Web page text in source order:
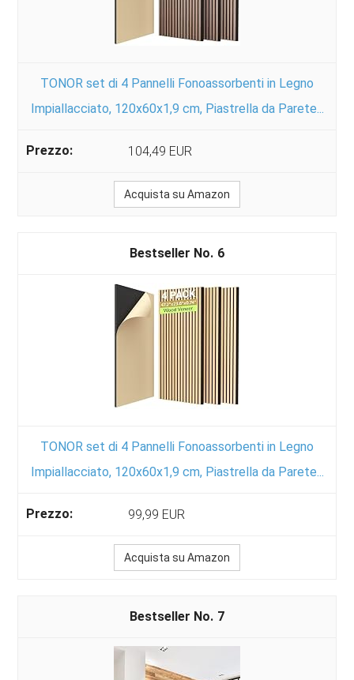
TONOR set di 4 Pannelli Fonoassorbenti in Legno
Impiallacciato, 120x60x1,9 cm, Piastrella da Parete...
104,49 EUR
Acquista su Amazon
6
TONOR set di 4 Pannelli Fonoassorbenti in Legno
Impiallacciato, 120x60x1,9 cm, Piastrella da Parete...
99,99 EUR
Acquista su Amazon
7